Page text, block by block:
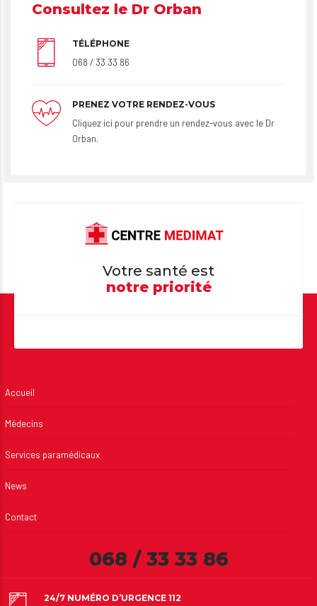
Consultez le Dr Orban
TÉLÉPHONE
068 / 33 33 86
PRENEZ VOTRE RENDEZ-VOUS
Cliquez ici pour prendre un rendez-vous avec le Dr
Orban.
Votre santé est
notre priorité
Accueil
Médecins
Services paramédicaux
News
Contact
068 / 33 33 86
24/7 NUMÉRO D’URGENCE 112